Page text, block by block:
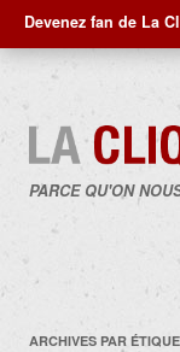
Devenez fan de La
PARCE QU'ON
ARCHIVES PAR